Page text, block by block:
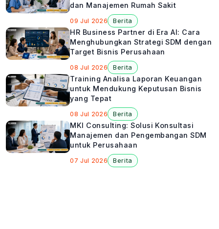
dan Manajemen Rumah Sakit
09 Jul 2026 Berita
HR Business Partner di Era AI: Cara
Menghubungkan Strategi SDM dengan
Target Bisnis Perusahaan
08 Jul 2026 Berita
Training Analisa Laporan Keuangan
untuk Mendukung Keputusan Bisnis
yang Tepat
08 Jul 2026 Berita
MKI Consulting: Solusi Konsultasi
Manajemen dan Pengembangan SDM
untuk Perusahaan
07 Jul 2026 Berita